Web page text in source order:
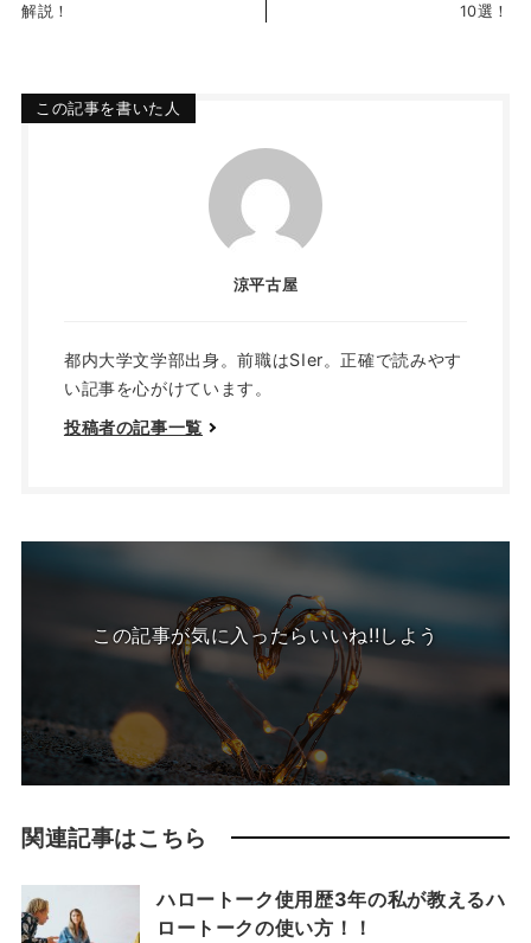
解説！
10選！
この記事を書いた人
涼平古屋
都内大学文学部出身。前職はSIer。正確で読みやす
い記事を心がけています。
投稿者の記事一覧
この記事が気に入ったらいいね!!しよう
関連記事はこちら
ハロートーク使用歴3年の私が教えるハ
ロートークの使い方！！